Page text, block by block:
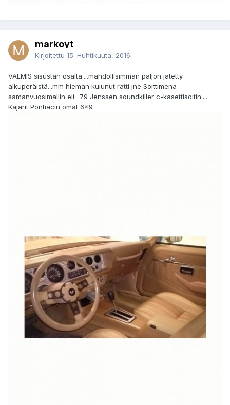
markoyt
Kirjoitettu 15. Huhtikuuta, 2016
VALMIS sisustan osalta....mahdollisimman paljon jätetty
alkuperäistä...mm hieman kulunut ratti jne Soittimena
samanvuosimallin eli -79 Jenssen soundkiller c-kasettisoitin....
Kajarit Pontiacin omat 6x9